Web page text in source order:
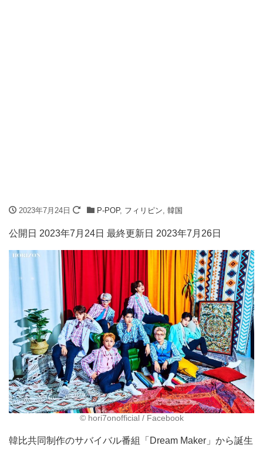
2023年7月24日 P-POP, フィリピン 韓国
公開日 2023年7月24日 最終更新日 2023年7月26日
©︎ hori7onofficial / Facebook
韓比共同制作のサバイバル番組「Dream Maker」から誕生